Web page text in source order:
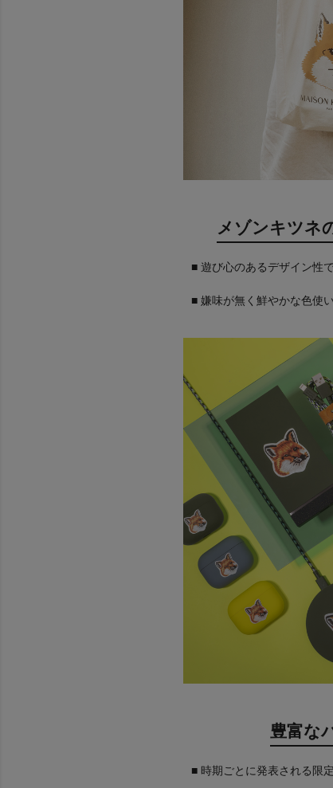
メゾンキツネ
■ 遊び心のあるデザイン性
■ 嫌味が無く鮮やかな色使
豊富な
■ 時期ごとに発表される限